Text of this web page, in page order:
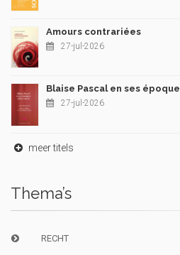
Amours contrariées
27-jul-2026
Blaise Pascal en ses
27-jul-2026
meer titels
Thema’s
RECHT